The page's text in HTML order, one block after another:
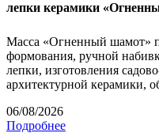
лепки керамики
Масса «Огненный шамот»
формования, ручной
лепки, изготовления
архитектурной керамики,
06/08/2026
Подробнее